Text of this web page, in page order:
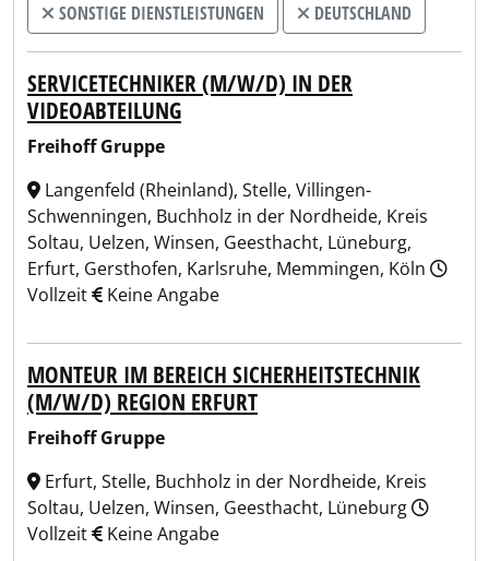
SONSTIGE DIENSTLEISTUNGEN
DEUTSCHLAND
SERVICETECHNIKER (M/W/D) IN DER
VIDEOABTEILUNG
Freihoff Gruppe
Langenfeld (Rheinland), Stelle, Villingen-
Schwenningen, Buchholz in der Nordheide, Kreis
Soltau, Uelzen, Winsen, Geesthacht, Lüneburg,
Erfurt, Gersthofen, Karlsruhe, Memmingen, Köln
Vollzeit
Keine Angabe
MONTEUR IM BEREICH SICHERHEITSTECHNIK
(M/W/D) REGION ERFURT
Freihoff Gruppe
Erfurt, Stelle, Buchholz in der Nordheide, Kreis
Soltau, Uelzen, Winsen, Geesthacht, Lüneburg
Vollzeit
Keine Angabe